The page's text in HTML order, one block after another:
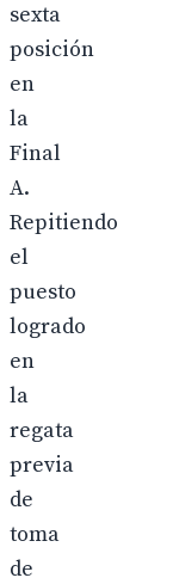
sexta
posición
en
la
Final
A.
Repitiendo
el
puesto
logrado
en
la
regata
previa
de
toma
de